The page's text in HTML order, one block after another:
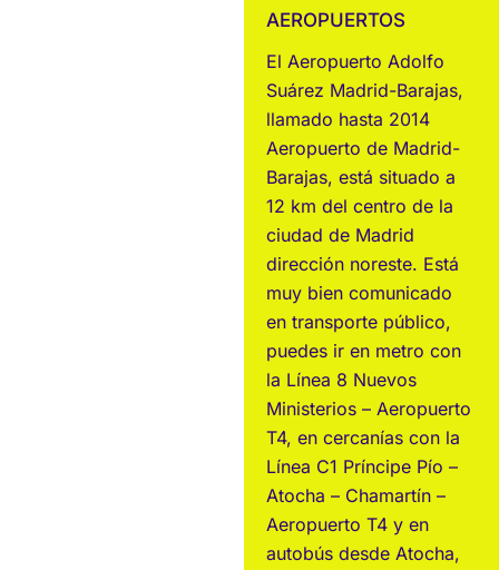
AEROPUERTOS
El Aeropuerto Adolfo
Suárez Madrid-Barajas,
llamado hasta 2014
Aeropuerto de Madrid-
Barajas, está situado a
12 km del centro de la
ciudad de Madrid
dirección noreste. Está
muy bien comunicado
en transporte público,
puedes ir en metro con
la Línea 8 Nuevos
Ministerios – Aeropuerto
T4, en cercanías con la
Línea C1 Príncipe Pío –
Atocha – Chamartín –
Aeropuerto T4 y en
autobús desde Atocha,